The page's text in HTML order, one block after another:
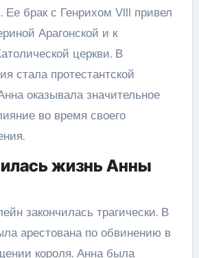
Ее брак с Генрихом VIII привел
Арагонской и к
церкви. В
стала протестантской
оказывала значительное
во время своего
жизнь Анны
закончилась трагически. В
арестована по обвинению в
короля. Анна была